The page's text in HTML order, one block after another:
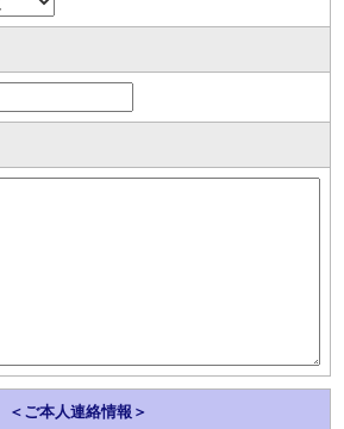
＜ご本人連絡情報＞